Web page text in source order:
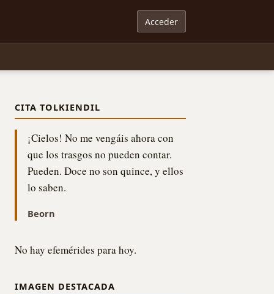
Acceder
CITA TOLKIENDIL
¡Cielos! No me vengáis ahora con
que los trasgos no pueden contar.
Pueden. Doce no son quince, y ellos
lo saben.
Beorn
No hay efemérides para hoy.
IMAGEN DESTACADA